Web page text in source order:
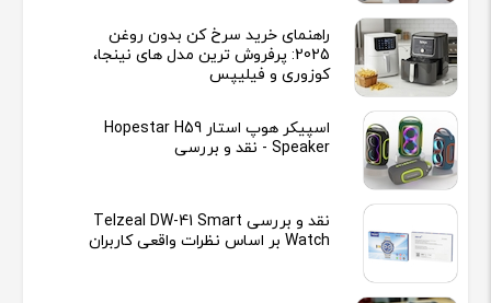
راهنمای خرید سرخ کن بدون روغن
2025: پرفروش ترین مدل های نینجا،
کوزوری و فیلیپس
اسپیکر هوپ استار Hopestar H59
Speaker - نقد و بررسی
نقد و بررسی Telzeal DW-41 Smart
Watch بر اساس نظرات واقعی کاربران